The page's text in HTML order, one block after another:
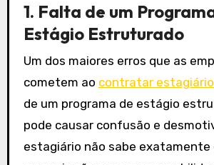
1. Falta de um
Estágio Estruturado
Um dos maiores erros que as
cometem ao contratar
de um programa de estágio
pode causar confusão e
estagiário não sabe exatamente